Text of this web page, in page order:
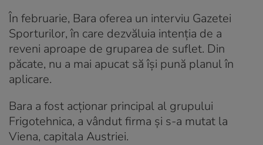
În februarie, Bara oferea un interviu Gazetei
Sporturilor, în care dezvăluia intenția de a
reveni aproape de gruparea de suflet. Din
păcate, nu a mai apucat să își pună planul în
aplicare.
Bara a fost acționar principal al grupului
Frigotehnica, a vândut firma și s-a mutat la
Viena, capitala Austriei.